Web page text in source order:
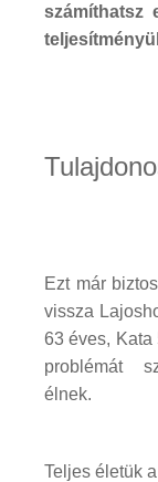
számíthatsz
Ezt már
vissza
63 éves, Kata
problémát
élnek.
Teljes életük